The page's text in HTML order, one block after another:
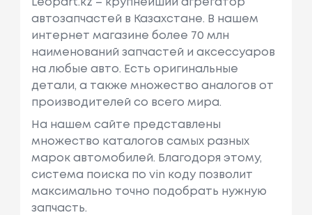
Leopart.kz – крупнейший агрегатор
автозапчастей в Казахстане. В нашем
интернет магазине более 70 млн
наименований запчастей и аксессуаров
на любые авто. Есть оригинальные
детали, а также множество аналогов от
производителей со всего мира.
На нашем сайте представлены
множество каталогов самых разных
марок автомобилей. Благодоря этому,
система поиска по vin коду позволит
максимально точно подобрать нужную
запчасть.